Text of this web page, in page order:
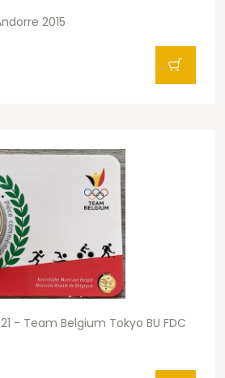
2015
- Team Belgium Tokyo BU FDC